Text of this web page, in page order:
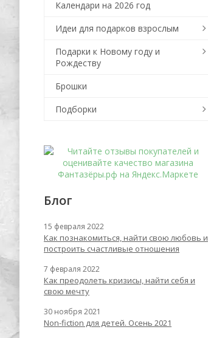
-55% Хит
Календари на 2026 год
Идеи для подарков взрослым
Подарки к Новому году и
Рождеству
Брошки
Подборки
Блог
15 февраля 2022
Как познакомиться, найти свою любовь и
построить счастливые отношения
7 февраля 2022
Как преодолеть кризисы, найти себя и
свою мечту
30 ноября 2021
Non-fiction для детей. Осень 2021